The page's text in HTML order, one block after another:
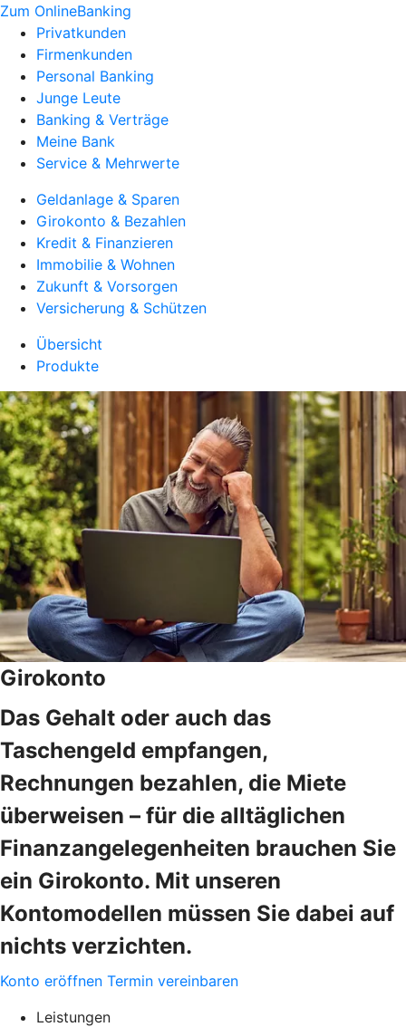
Zum OnlineBanking
Privatkunden
Firmenkunden
Personal Banking
Junge Leute
Banking & Verträge
Meine Bank
Service & Mehrwerte
Geldanlage & Sparen
Girokonto & Bezahlen
Kredit & Finanzieren
Immobilie & Wohnen
Zukunft & Vorsorgen
Versicherung & Schützen
Übersicht
Produkte
Girokonto
Das Gehalt oder auch das
Taschengeld empfangen,
Rechnungen bezahlen, die Miete
überweisen – für die alltäglichen
Finanzangelegenheiten brauchen Sie
ein Girokonto. Mit unseren
Kontomodellen müssen Sie dabei auf
nichts verzichten.
Konto eröffnen Termin vereinbaren
Leistungen